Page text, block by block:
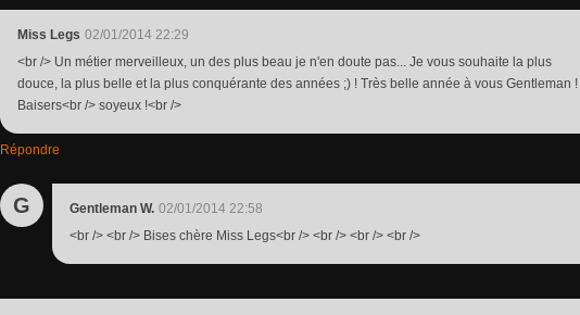
Miss Legs 02/01/2014 22:29
<br /> Un métier merveilleux, un des plus beau je n'en doute pas... Je vous souhaite la plus
douce, la plus belle et la plus conquérante des années ;) ! Très belle année à vous Gentleman !
Baisers<br /> soyeux !<br />
Répondre
G Gentleman W. 02/01/2014 22:58
<br /> <br /> Bises chère Miss Legs<br /> <br /> <br /> <br />